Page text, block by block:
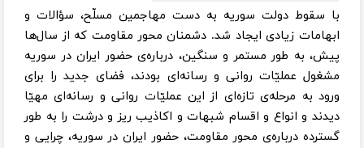
با سقوط دولت سوریه به دست مهاجمین مسلّح، سؤالات و
ابهامات زیادی ایجاد شد. دشمنان محور مقاومت که از سال‌ها
پیش، به طور مستمر و سنگین، درباره‌ی حضور ایران در سوریه
مشغول عملیّات روانی و رسانه‌ای بودند، فضای جدید را برای
ورود به مرحله‌ی تازه‌ای از این عملیّات روانی و رسانه‌ای مهیّا
دیدند و انواع و اقسام شبهات و اکاذیب ریز و درشت را به طور
گسترده درباره‌ی محور مقاومت، حضور ایران در سوریه، چرایی و